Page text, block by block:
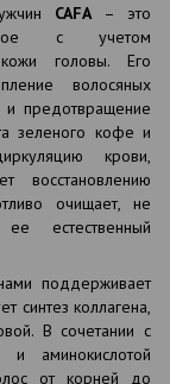
CAFA – это
с учетом
кожи головы. Его
волосяных
и предотвращение
зеленого кофе и
ляцию крови,
восстановлению
очищает, не
естественный
поддерживает
синтез коллагена,
В сочетании с
и аминокислотой
от корней до